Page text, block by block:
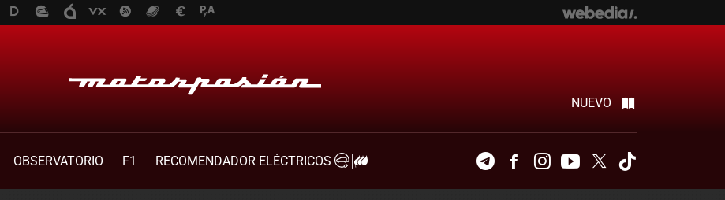
NUEVO
OBSERVATORIO F1
RECOMENDADOR ELÉCTRICOS
TelegramFacebookInstagramYoutubeTwitter